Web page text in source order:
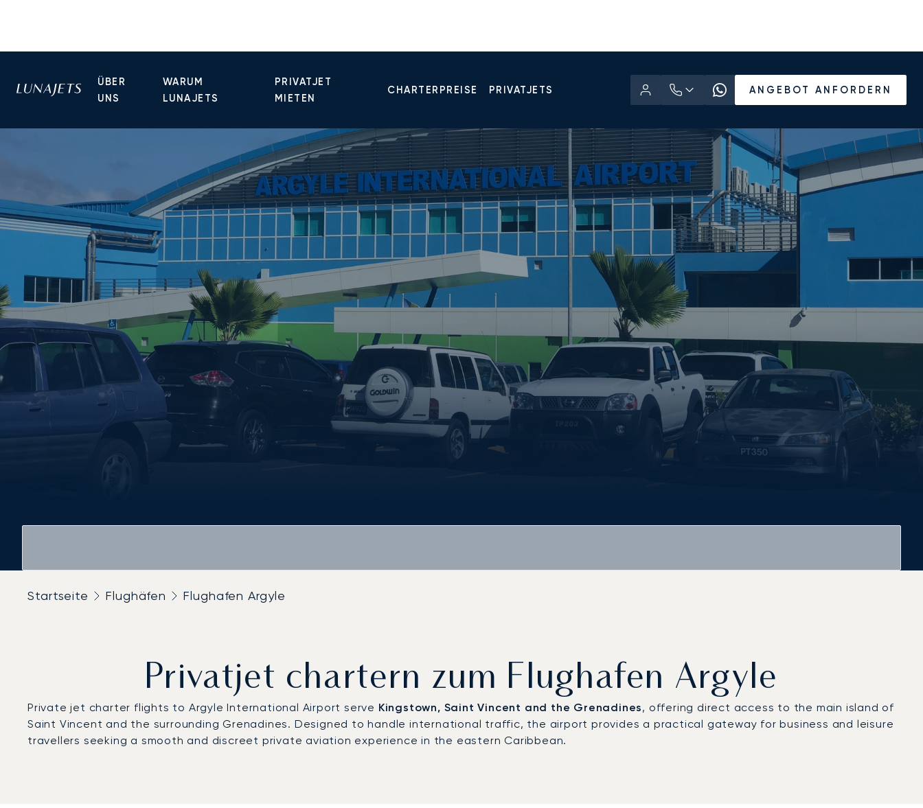
ÜBER
UNS
WARUM
LUNAJETS
PRIVATJET
MIETEN
CHARTERPREISE PRIVATJETS ANGEBOT ANFORDERN
Startseite Flughäfen Flughafen Argyle
Privatjet chartern zum Flughafen Argyle
Private jet charter flights to Argyle International Airport serve Kingstown, Saint Vincent and the Grenadines, offering direct access to the main island of
Saint Vincent and the surrounding Grenadines. Designed to handle international traffic, the airport provides a practical gateway for business and leisure
travellers seeking a smooth and discreet private aviation experience in the eastern Caribbean.